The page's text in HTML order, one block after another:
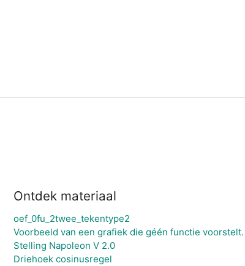
Ontdek materiaal
oef_0fu_2twee_tekentype2
Voorbeeld van een grafiek die géén functie voorstelt.
Stelling Napoleon V 2.0
Driehoek cosinusregel